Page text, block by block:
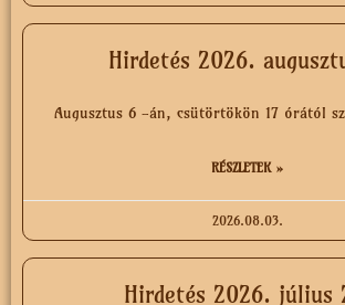
Hirdetés 2026.
Augusztus 6 -án, csütörtökön 17 órától
RÉSZLETEK »
2026.08.03.
Hirdetés 2026. július